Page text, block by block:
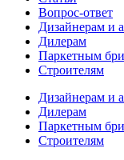
Вопрос-ответ
Дизайнерам и
Дилерам
Паркетным
Строителям
Дизайнерам и
Дилерам
Паркетным
Строителям